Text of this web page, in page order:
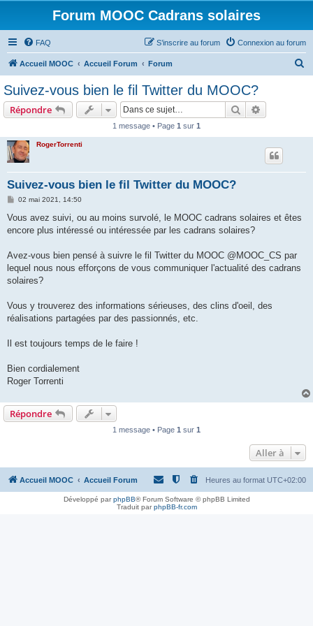
Forum MOOC Cadrans solaires
FAQ Connexion au forum
S’inscrire au forum
Accueil MOOC Accueil Forum Forum
Suivez-vous bien le fil Twitter du MOOC?
Répondre Rechercher
1 message • Page 1 sur 1
RogerTorrenti
Suivez-vous bien le fil Twitter du MOOC?
M
s
a
02 mai 2021, 14:50
Vous avez suivi, ou au moins survolé, le MOOC cadrans solaires et êtes
encore plus intéressé ou intéressée par les cadrans solaires?
Avez-vous bien pensé à suivre le fil Twitter du MOOC @MOOC_CS par
lequel nous nous efforçons de vous communiquer l'actualité des cadrans
solaires?
Vous y trouverez des informations sérieuses, des clins d'oeil, des
réalisations partagées par des passionnés, etc.
Il est toujours temps de le faire !
Bien cordialement
Roger Torrenti
Répondre
1 message • Page 1 sur 1
Aller à
Accueil MOOC Accueil Forum Heures au format UTC+02:00
Développé parphpBB® Forum Software © phpBB Limited
Traduit parphpBB-fr.com